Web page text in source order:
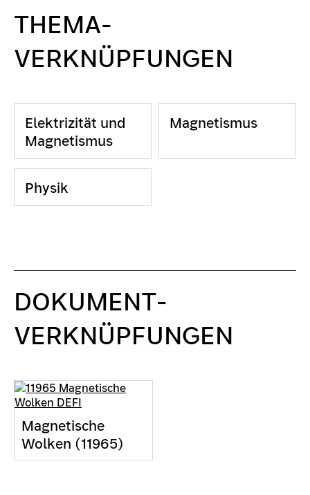
THEMA-
VERKNÜPFUNGEN
Elektrizität und
Magnetismus
Magnetismus
Physik
DOKUMENT-
VERKNÜPFUNGEN
Magnetische
Wolken (11965)